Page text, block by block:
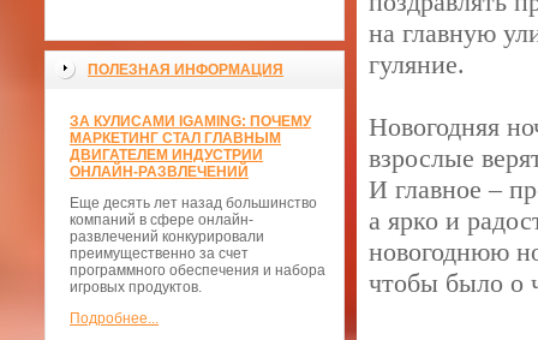
ПОЛЕЗНАЯ ИНФОРМАЦИЯ
ЗА КУЛИСАМИ IGAMING: ПОЧЕМУ
МАРКЕТИНГ СТАЛ ГЛАВНЫМ
ДВИГАТЕЛЕМ ИНДУСТРИИ
ОНЛАЙН-РАЗВЛЕЧЕНИЙ
Еще десять лет назад большинство
компаний в сфере онлайн-
развлечений конкурировали
преимущественно за счет
программного обеспечения и набора
игровых продуктов.
Подробнее...
на главную
гуляние.
Новогодняя
взрослые
И главное –
а ярко и
новогоднюю
чтобы было о